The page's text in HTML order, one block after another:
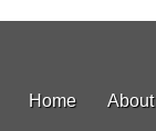
Home